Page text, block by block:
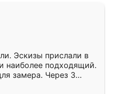
Эскизы прислали в
наиболее подходящий.
замера. Через 3
готова. Остались